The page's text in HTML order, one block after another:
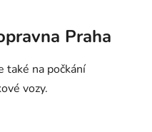
Praha
také na počkání
vozy.